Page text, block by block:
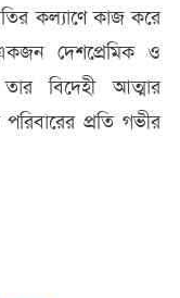
কল্যাণে কাজ করে
দেশপ্রেমিক ও
বিদেহী আত্মার
প্রতি গভীর